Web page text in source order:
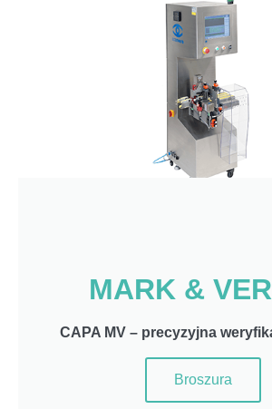
MARK &
CAPA MV – precyzyjna
Broszura